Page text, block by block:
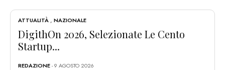
ATTUALITÀ , NAZIONALE
DigithOn 2026, Selezionate Le Cento
Startup...
REDAZIONE- 9 AGOSTO 2026